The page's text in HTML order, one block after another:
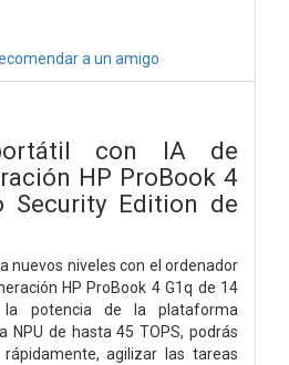
a un amigo
con IA de
HP ProBook 4
Security Edition de
nuevos niveles con el ordenador
HP ProBook 4 G1q de 14
la potencia de la plataforma
NPU de hasta 45 TOPS, podrás
agilizar las tareas